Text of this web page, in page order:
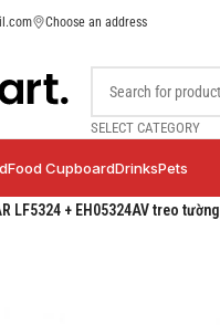
Choose an address
SELECT CATEGORY
Food CupboardDrinksPets
LF5324 + EH05324AV treo tường